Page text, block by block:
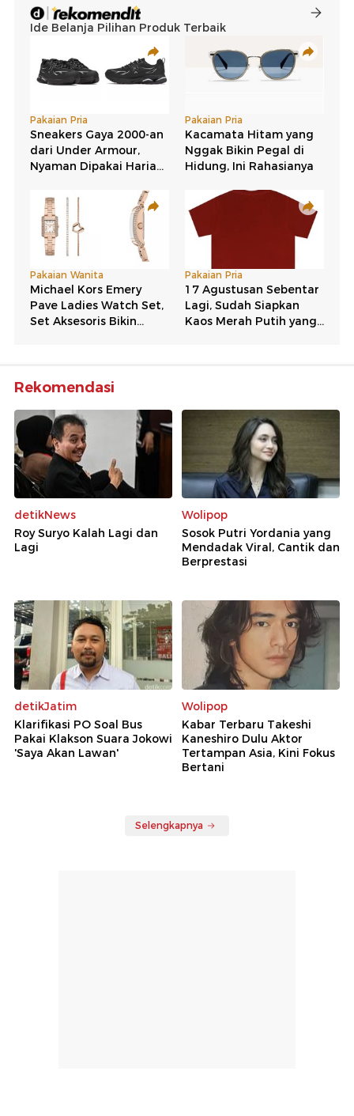
Rekomendasi
detikNews
Roy Suryo Kalah Lagi dan
Lagi
Wolipop
Sosok Putri Yordania yang
Mendadak Viral, Cantik dan
Berprestasi
detikJatim
Klarifikasi PO Soal Bus
Pakai Klakson Suara Jokowi
'Saya Akan Lawan'
Wolipop
Kabar Terbaru Takeshi
Kaneshiro Dulu Aktor
Tertampan Asia, Kini Fokus
Bertani
Selengkapnya